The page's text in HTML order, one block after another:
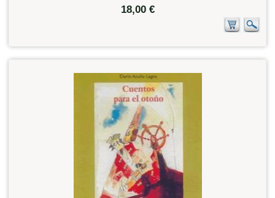
18,00 €